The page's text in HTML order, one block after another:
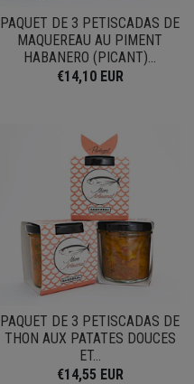
PAQUET DE 3 PETISCADAS DE
MAQUEREAU AU PIMENT
HABANERO (PICANT)...
€14,10 EUR
PAQUET DE 3 PETISCADAS DE
THON AUX PATATES DOUCES
ET...
€14,55 EUR